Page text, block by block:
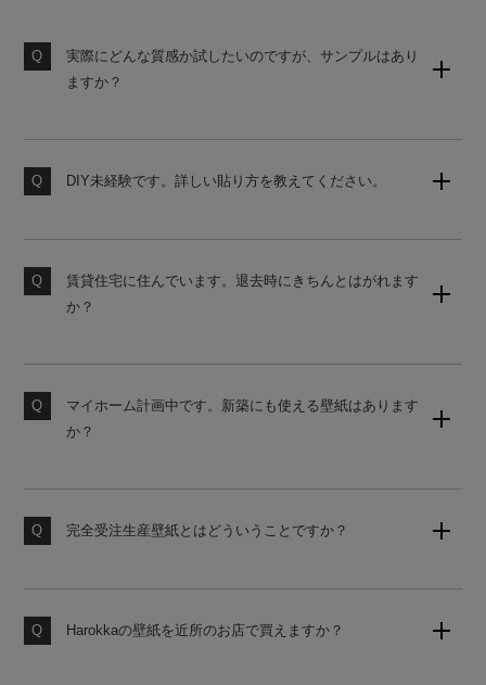
実際にどんな質感か試したいのですが、サンプルはあり
ますか？
ください。
DIY未経験です。詳しい貼り方を教えてください。
壁紙の貼り方はこちら
賃貸住宅に住んでいます。退去時にきちんとはがれます
か？
おすすめします。
マイホーム計画中です。新築にも使える壁紙はあります
か？
お申し付けください。
完全受注生産壁紙とはどういうことですか？
で、品質の劣化がなく安心してお使いいただけます。
Harokkaの壁紙を近所のお店で買えますか？